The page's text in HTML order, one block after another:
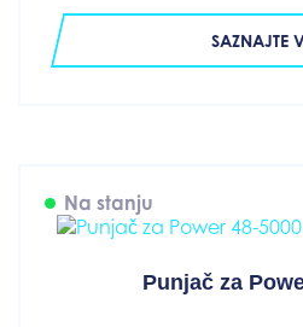
SAZNAJTE
Na stanju
Punjač za